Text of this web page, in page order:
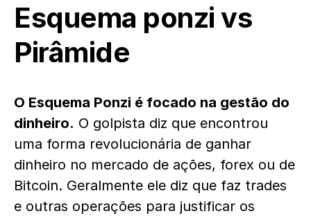
Esquema ponzi vs
Pirâmide
O Esquema Ponzi é focado na gestão do
dinheiro. O golpista diz que encontrou
uma forma revolucionária de ganhar
dinheiro no mercado de ações, forex ou de
Bitcoin. Geralmente ele diz que faz trades
e outras operações para justificar os